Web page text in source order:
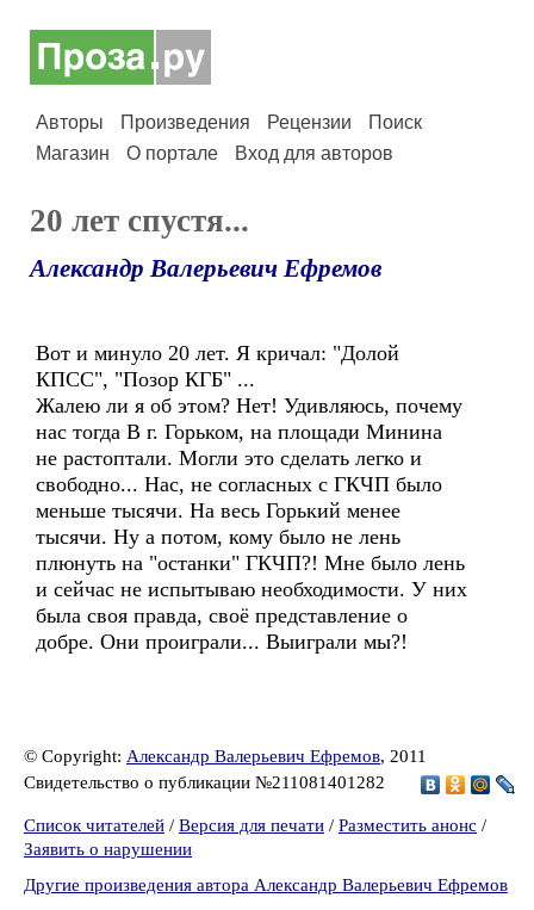
Авторы Произведения Рецензии
Поиск
Магазин
О портале Вход для авторов
20 лет спустя...
Александр Валерьевич Ефремов
Вот и минуло 20 лет. Я кричал: "Долой
КПСС", "Позор КГБ" ...
Жалею ли я об этом? Нет! Удивляюсь, почему
нас тогда В г. Горьком, на площади Минина
не растоптали. Могли это сделать легко и
свободно... Нас, не согласных с ГКЧП было
меньше тысячи. На весь Горький менее
тысячи. Ну а потом, кому было не лень
плюнуть на "останки" ГКЧП?! Мне было лень
и сейчас не испытываю необходимости. У них
была своя правда, своё представление о
добре. Они проиграли... Выиграли мы?!
© Copyright: Александр Валерьевич Ефремов, 2011
Свидетельство о публикации №211081401282
Список читателей / Версия для печати / Разместить анонс /
Заявить о нарушении
Другие произведения автора Александр Валерьевич Ефремов